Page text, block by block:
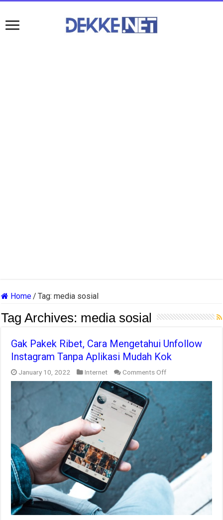
Home/ Tag:media sosial
Tag Archives: media sosial
Gak Pakek Ribet, Cara Mengetahui Unfollow
Instagram Tanpa Aplikasi Mudah Kok
January 10, 2022 Internet Comments Offon
Gak
Unfollow
Instagram
Tanpa
Aplikasi
Kok